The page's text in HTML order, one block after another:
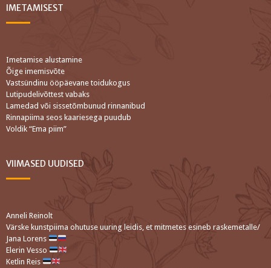
IMETAMISEST
Imetamise alustamine
Õige imemisvõte
Vastsündinu ööpäevane toidukogus
Lutipudelivõttest vabaks
Lamedad või sissetõmbunud rinnanibud
Rinnapiima seos kaariesega puudub
Voldik “Ema piim”
VIIMASED UUDISED
Anneli Reinolt
Värske kunstpiima ohutuse uuring leidis, et mitmetes esineb raskemetalle/
Jana Lorens
Elerin Vesso
Ketlin Reis